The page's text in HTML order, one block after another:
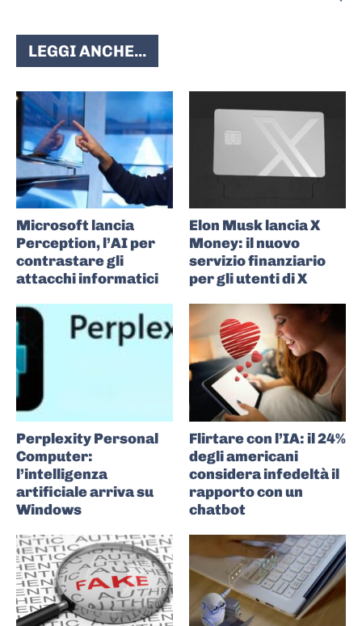
LEGGI ANCHE...
Microsoft lancia
Perception, l’AI per
contrastare gli
attacchi informatici
Elon Musk lancia X
Money: il nuovo
servizio finanziario
per gli utenti di X
Perplexity Personal
Computer:
l’intelligenza
artificiale arriva su
Windows
Flirtare con l’IA: il 24%
degli americani
considera infedeltà il
rapporto con un
chatbot